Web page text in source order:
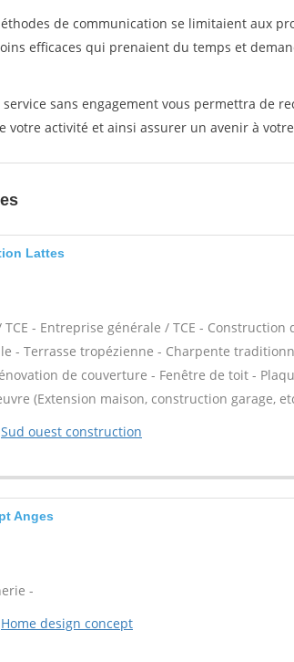
de communication se limitaient aux
efficaces qui prenaient du temps et
sans engagement vous permettra de
votre activité et ainsi assurer un avenir à
Lattes
- Entreprise générale / TCE -
- Terrasse tropézienne - Charpente
de couverture - Fenêtre de toit -
(Extension maison, construction garage,
Sud ouest construction
Anges
-
Home design concept